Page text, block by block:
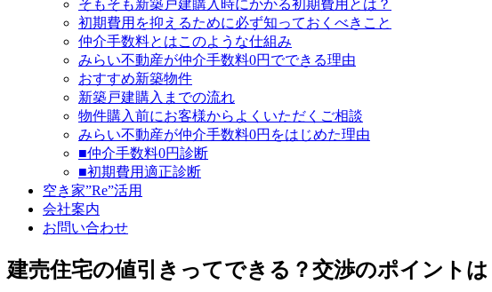
そもそも新築戸建購入時にかかる初期費用とは？
初期費用を抑えるために必ず知っておくべきこと
仲介手数料とはこのような仕組み
みらい不動産が仲介手数料0円でできる理由
おすすめ新築物件
新築戸建購入までの流れ
物件購入前にお客様からよくいただくご相談
みらい不動産が仲介手数料0円をはじめた理由
■仲介手数料0円診断
■初期費用適正診断
空き家”Re”活用
会社案内
お問い合わせ
建売住宅の値引きってできる？交渉のポイントは